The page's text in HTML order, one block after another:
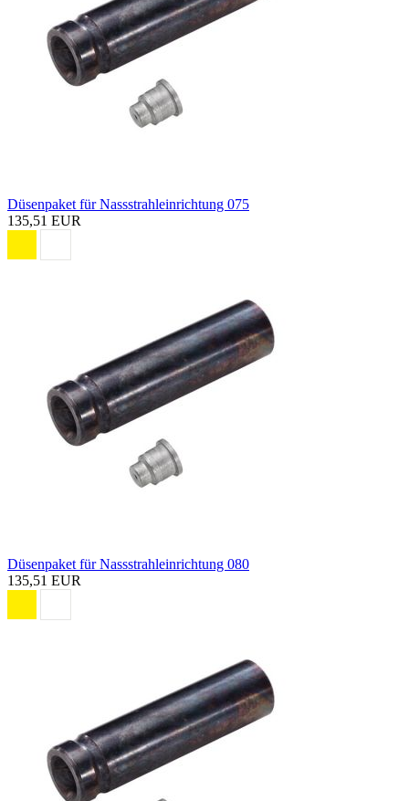
Düsenpaket für Nassstrahleinrichtung 075
135,51 EUR
Düsenpaket für Nassstrahleinrichtung 080
135,51 EUR